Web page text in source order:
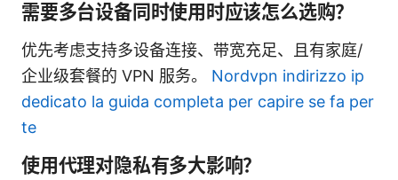
需要多台设备同时使用时应该怎么选购？
优先考虑支持多设备连接、带宽充足、且有家庭/
企业级套餐的 VPN 服务。 Nordvpn indirizzo ip
dedicato la guida completa per capire se fa per
te
使用代理对隐私有多大影响？